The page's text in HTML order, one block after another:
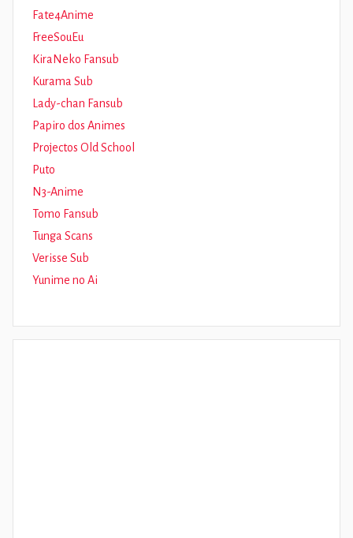
Fate4Anime
FreeSouEu
KiraNeko Fansub
Kurama Sub
Lady-chan Fansub
Papiro dos Animes
Projectos Old School
Puto
N3-Anime
Tomo Fansub
Tunga Scans
Verisse Sub
Yunime no Ai